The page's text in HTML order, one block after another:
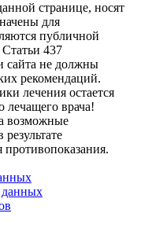
странице, носят
для
публичной
437
сайта не должны
рекомендаций.
лечения остается
лечащего врача!
возможные
данных